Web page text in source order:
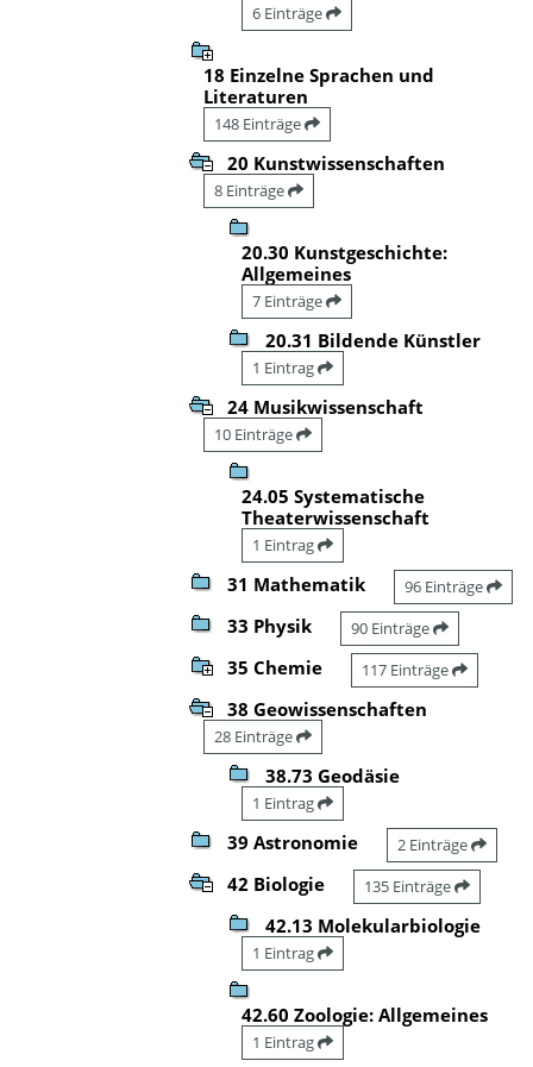
6 Einträge
18 Einzelne Sprachen und
Literaturen
148 Einträge
20 Kunstwissenschaften
8 Einträge
20.30 Kunstgeschichte:
Allgemeines
7 Einträge
20.31 Bildende Künstler
1 Eintrag
24 Musikwissenschaft
10 Einträge
24.05 Systematische
Theaterwissenschaft
1 Eintrag
31 Mathematik 96 Einträge
33 Physik 90 Einträge
35 Chemie 117 Einträge
38 Geowissenschaften
28 Einträge
38.73 Geodäsie
1 Eintrag
39 Astronomie 2 Einträge
42 Biologie 135 Einträge
42.13 Molekularbiologie
1 Eintrag
42.60 Zoologie: Allgemeines
1 Eintrag